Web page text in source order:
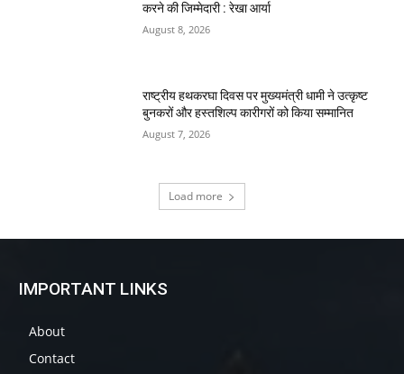
करने की जिम्मेदारी : रेखा आर्या
August 8, 2026
राष्ट्रीय हथकरघा दिवस पर मुख्यमंत्री धामी ने उत्कृष्ट
बुनकरों और हस्तशिल्प कारीगरों को किया सम्मानित
August 7, 2026
Load more
IMPORTANT LINKS
About
Contact